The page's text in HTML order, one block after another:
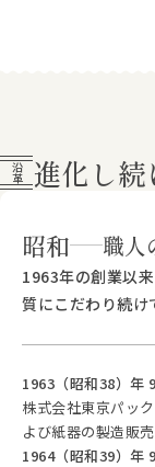
沿革 進化し
昭和 職人
1963年の創業以
質にこだわり続け
1963（昭和38）年
株式会社東京パッ
よび紙器の製造販売
1964（昭和39）年